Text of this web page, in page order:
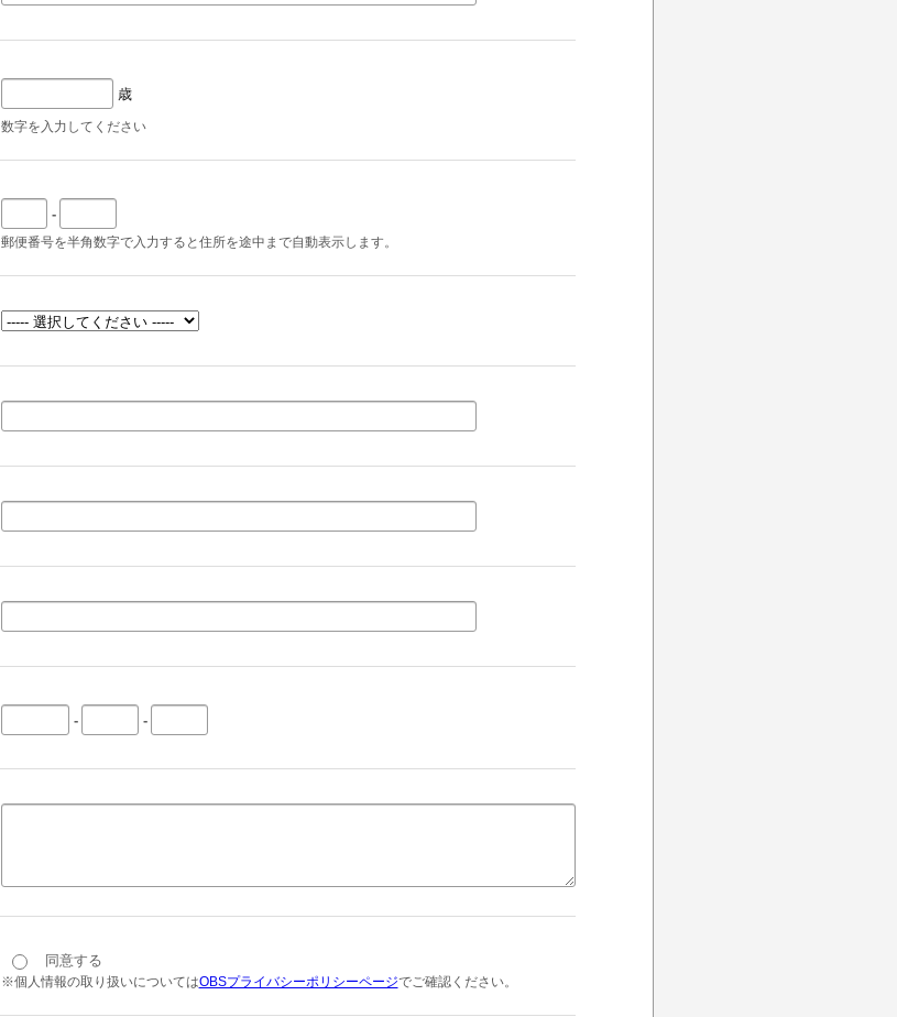
歳
数字を入力してください
-
郵便番号を半角数字で入力すると住所を途中まで自動表示します。
- -
同意する
※個人情報の取り扱いについてはOBSプライバシーポリシーページでご確認ください。